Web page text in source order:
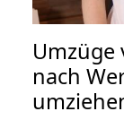
Umzüge
nach